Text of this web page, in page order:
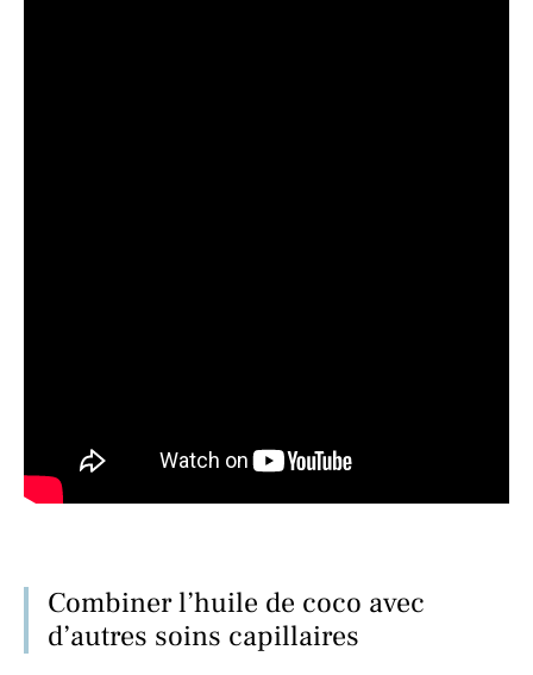
Combiner l’huile de coco avec
d’autres soins capillaires